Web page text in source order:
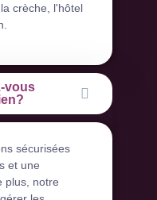
crèche, l'hôtel
vous
sécurisées
et une
plus, notre